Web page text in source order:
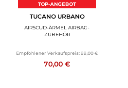
TOP-ANGEBOT
TUCANO URBANO
AIRSCUD-ÄRMEL AIRBAG-
ZUBEHÖR
Empfohlener Verkaufspreis:99,00 €
70,00 €